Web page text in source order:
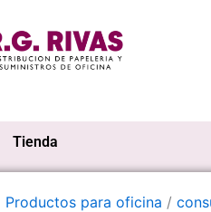
Tienda
Productos para oficina /